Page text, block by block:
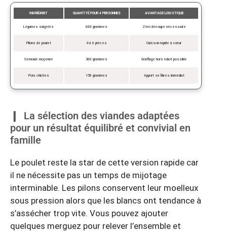
INGRÉDIENT QUANTITÉ POUR 4 PERSONNES AVANTAGE LOGISTIQUE
Légumes surgelés 600 grammes Zéro découpe nécessaire
Pilons de poulet 4 à 6 pièces Cuisson rapide à cœur
Semoule moyenne 300 grammes Gonflage hors robot possible
Pois chiches 150 grammes Apport en fibres immédiat
La sélection des viandes adaptées
pour un résultat équilibré et convivial en
famille
Le poulet reste la star de cette version rapide car
il ne nécessite pas un temps de mijotage
interminable. Les pilons conservent leur moelleux
sous pression alors que les blancs ont tendance à
s’assécher trop vite. Vous pouvez ajouter
quelques merguez pour relever l’ensemble et